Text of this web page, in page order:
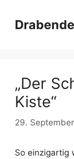
Inhalt
springen
„Der
Kiste“
29.
So einzigartig